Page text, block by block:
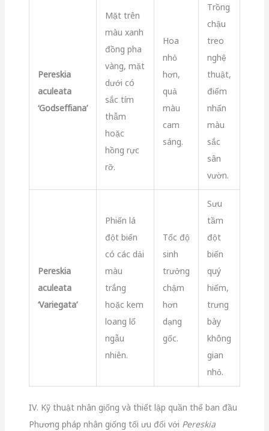
Pereskia
aculeata
‘Godseffiana’
Mặt trên
màu xanh
đồng pha
vàng, mặt
dưới có
sắc tím
thẫm
hoặc
hồng rực
rỡ.
Hoa
nhỏ
hơn,
quả
màu
cam
sáng.
Trồng
chậu
treo
nghệ
thuật,
điểm
nhấn
màu
sắc
sân
vườn.
Pereskia
aculeata
‘Variegata’
Phiến lá
đột biến
có các dải
màu
trắng
hoặc kem
loang lổ
ngẫu
nhiên.
Tốc độ
sinh
trưởng
chậm
hơn
dạng
gốc.
Sưu
tầm
đột
biến
quý
hiếm,
trưng
bày
không
gian
nhỏ.
IV. Kỹ thuật nhân giống và thiết lập quần thể ban đầu
Phương pháp nhân giống tối ưu đối với Pereskia